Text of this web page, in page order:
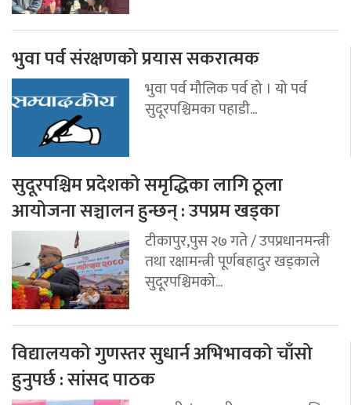
भुवा पर्व संरक्षणको प्रयास सकरात्मक
भुवा पर्व मौलिक पर्व हो । यो पर्व
सुदूरपश्चिमका पहाडी...
सुदूरपश्चिम प्रदेशको समृद्धिका लागि ठूला
आयोजना सञ्चालन हुन्छन् : उपप्रम खड्का
टीकापुर,पुस २७ गते / उपप्रधानमन्त्री
तथा रक्षामन्त्री पूर्णबहादुर खड्काले
सुदूरपश्चिमको...
विद्यालयको गुणस्तर सुधार्न अभिभावको चाँसो
हुनुपर्छ : सांसद पाठक